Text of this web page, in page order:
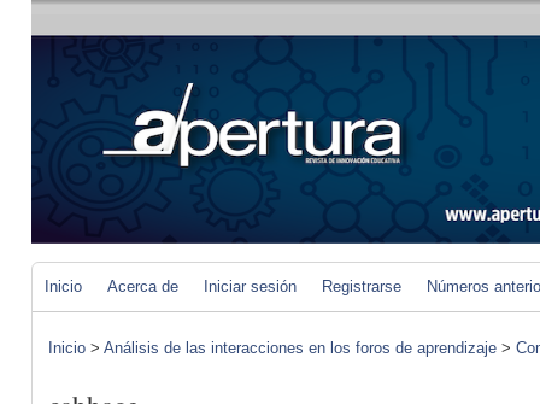
Inicio Acerca de Iniciar sesión Registrarse Números
Inicio > Análisis de las interacciones en los foros de aprendizaje >